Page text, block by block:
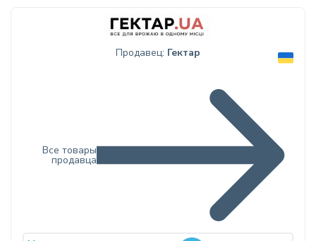
Продавец: Гектар
Все товары
продавца